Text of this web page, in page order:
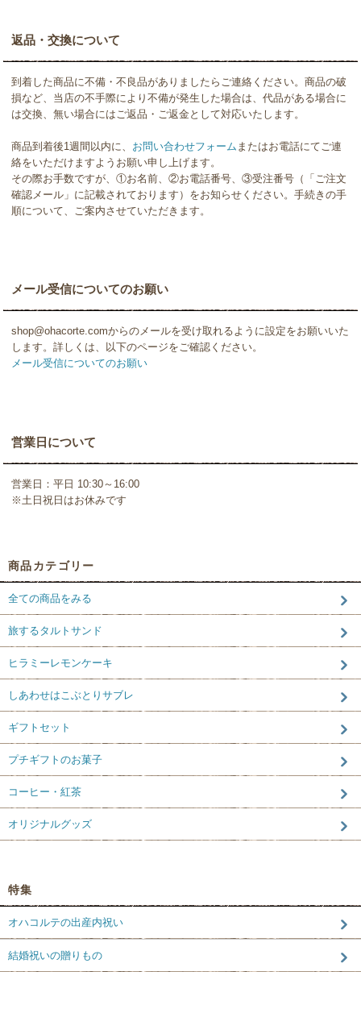
返品・交換について
到着した商品に不備・不良品がありましたらご連絡ください。商品の破
損など、当店の不手際により不備が発生した場合は、代品がある場合に
は交換、無い場合にはご返品・ご返金として対応いたします。
商品到着後1週間以内に、 お問い合わせフォーム またはお電話にてご連
絡をいただけますようお願い申し上げます。
その際お手数ですが、①お名前、②お電話番号、③受注番号（「ご注文
確認メール」に記載されております）をお知らせください。手続きの手
順について、ご案内させていただきます。
メール受信についてのお願い
shop@ohacorte.comからのメールを受け取れるように設定をお願いいた
します。詳しくは、以下のページをご確認ください。
メール受信についてのお願い
営業日について
営業日：平日 10:30～16:00
※土日祝日はお休みです
商品カテゴリー
全ての商品をみる
旅するタルトサンド
ヒラミーレモンケーキ
しあわせはこぶとりサブレ
ギフトセット
プチギフトのお菓子
コーヒー・紅茶
オリジナルグッズ
特集
オハコルテの出産内祝い
結婚祝いの贈りもの